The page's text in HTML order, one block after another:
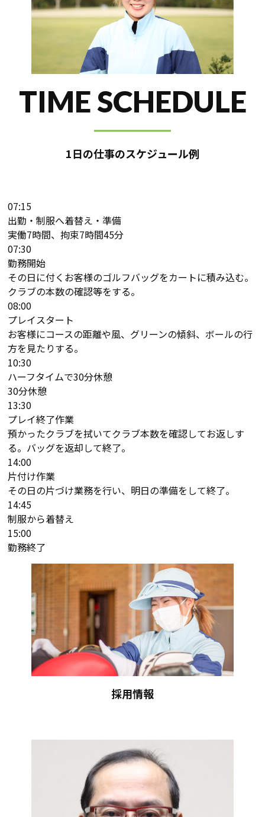
TIME SCHEDULE
1日の仕事のスケジュール例
07:15
出勤・制服へ着替え・準備
実働7時間、拘束7時間45分
07:30
勤務開始
その日に付くお客様のゴルフバッグをカートに積み込む。
クラブの本数の確認等をする。
08:00
プレイスタート
お客様にコースの距離や風、グリーンの傾斜、ボールの行
方を見たりする。
10:30
ハーフタイムで30分休憩
30分休憩
13:30
プレイ終了作業
預かったクラブを拭いてクラブ本数を確認してお返しす
る。バッグを返却して終了。
14:00
片付け作業
その日の片づけ業務を行い、明日の準備をして終了。
14:45
制服から着替え
15:00
勤務終了
採用情報